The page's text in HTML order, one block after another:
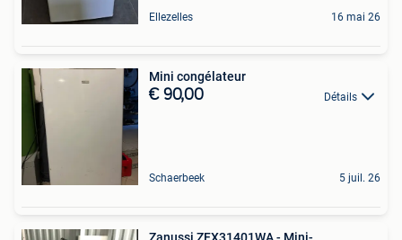
Ellezelles 16 mai 26
Mini congélateur
€ 90,00 Détails
Schaerbeek 5 juil. 26